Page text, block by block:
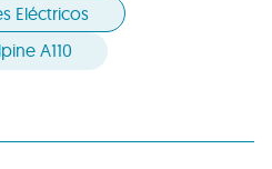
Eléctricos
A110